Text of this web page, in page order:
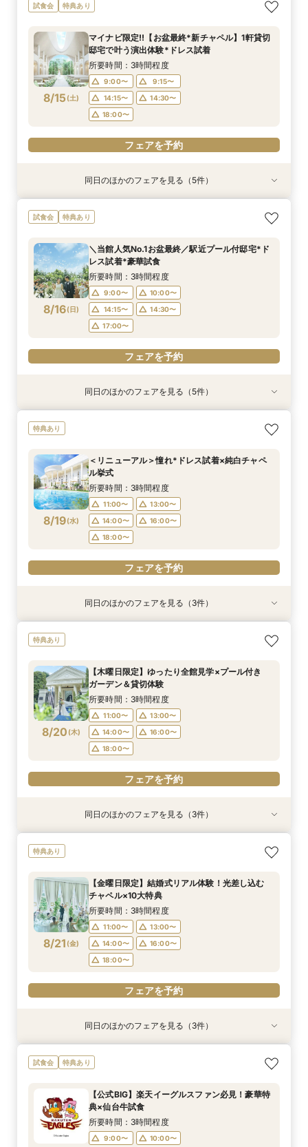
8/14(金)
【遠方の方◎オンライン相談会】スマホで簡単！
豪華10大特典付き
11:00〜
13:00〜
14:00〜
16:00〜
18:00〜
フェアを予約
8/14(金)
【託児・医療サポートで安心◎】充実の15大特典
★マタニティ&ファミリーWフェア
11:00〜
13:00〜
14:00〜
16:00〜
18:00〜
フェアを予約
8/14(金)
【10名～会食プラン】貸切邸宅で叶える少人数ウ
エディング相談会！
11:00〜
13:00〜
14:00〜
16:00〜
18:00〜
フェアを予約
試食会 特典あり
8/15(土)
マイナビ限定!!【お盆最終*新チャペル】1軒貸切
邸宅で叶う演出体験*ドレス試着
所要時間：3時間程度
9:00〜
9:15〜
14:15〜
14:30〜
18:00〜
フェアを予約
特典あり
8/15(土)
『徹底比較*2件目以降の方へ』見積もり相談×1
棟貸切邸宅体験
9:00〜
10:00〜
14:15〜
14:30〜
17:00〜
フェアを予約
特典あり
8/15(土)
【託児・医療サポート安心◎】15大特典★マタニ
ティ&ファミリーウエディング
9:00〜
9:15〜
14:15〜
14:30〜
18:00〜
フェアを予約
8/15(土)
【10名から1軒貸切】上質な邸宅を独占×豪華試
食でもてなす贅沢
9:00〜
9:15〜
14:15〜
14:30〜
18:00〜
フェアを予約
特典あり
8/15(土)
初めての見学でも安心！貸切邸宅を見学＆森と水
のチャペル模擬挙式＆試食付き相談会
9:00〜
10:00〜
14:15〜
14:30〜
17:00〜
フェアを予約
8/15(土)
来館不要【お家でオンライン相談会】スマホで簡
単！豪華10大特典
9:30〜 14:45〜
フェアを予約
同日のほかのフェアを見る（5件）
試食会 特典あり
8/16(日)
＼当館人気No.1お盆最終／駅近プール付邸宅*ド
レス試着*豪華試食
所要時間：3時間程度
9:00〜
10:00〜
14:15〜
14:30〜
17:00〜
フェアを予約
特典あり
8/16(日)
『徹底比較*2件目以降の方へ』見積もり相談×1
9:00〜
14:15〜
14:30〜
17:00〜
フェアを予約
特典あり
8/16(日)
【託児・医療サポート安心◎】15大特典★マタニ
9:00〜
14:15〜
14:30〜
18:00〜
フェアを予約
8/16(日)
【10名から1軒貸切】上質な邸宅を独占×豪華試
9:00〜
14:15〜
14:30〜
18:00〜
フェアを予約
特典あり
8/16(日)
初めての見学でも安心！貸切邸宅を見学＆森と水
9:00〜
14:15〜
14:30〜
17:00〜
フェアを予約
8/16(日)
来館不要【お家でオンライン相談会】スマホで簡
9:30〜
フェアを予約
同日のほかのフェアを見る（5件）
特典あり
8/19(水)
＜リニューアル＞憧れ*ドレス試着×純白チャペ
ル挙式
所要時間：3時間程度
11:00〜
13:00〜
14:00〜
16:00〜
18:00〜
フェアを予約
8/19(水)
【遠方の方◎オンライン相談会】スマホで簡単！
11:00〜
13:00〜
14:00〜
16:00〜
18:00〜
フェアを予約
8/19(水)
【託児・医療サポートで安心◎】充実の15大特典
11:00〜
13:00〜
14:00〜
16:00〜
18:00〜
フェアを予約
8/19(水)
【10名～会食プラン】貸切邸宅で叶える少人数ウ
11:00〜
13:00〜
14:00〜
16:00〜
18:00〜
フェアを予約
同日のほかのフェアを見る（3件）
特典あり
8/20 (木)
【木曜日限定】ゆったり全館見学×プール付き
ガーデン＆貸切体験
所要時間：3時間程度
11:00〜
13:00〜
14:00〜
16:00〜
18:00〜
フェアを予約
8/20(木)
【遠方の方◎オンライン相談会】スマホで簡単！
11:00〜
13:00〜
14:00〜
16:00〜
18:00〜
フェアを予約
8/20(木)
【託児・医療サポートで安心◎】充実の15大特典
11:00〜
13:00〜
14:00〜
16:00〜
18:00〜
フェアを予約
8/20(木)
【10名～会食プラン】貸切邸宅で叶える少人数ウ
11:00〜
13:00〜
14:00〜
16:00〜
18:00〜
フェアを予約
同日のほかのフェアを見る（3件）
特典あり
8/21 (金)
【金曜日限定】結婚式リアル体験！光差し込む
チャペル×10大特典
所要時間：3時間程度
11:00〜
13:00〜
14:00〜
16:00〜
18:00〜
フェアを予約
8/21(金)
【遠方の方◎オンライン相談会】スマホで簡単！
豪華10大特典付き
11:00〜
14:00〜
16:00〜
18:00〜
8/21(金)
【託児・医療サポートで安心◎】充実の15大特典
★マタニティ&ファミリーWフェア
11:00〜
14:00〜
16:00〜
18:00〜
8/21(金)
【10名～会食プラン】貸切邸宅で叶える少人数ウ
エディング相談会！
11:00〜
14:00〜
16:00〜
18:00〜
同日のほかのフェアを見る（3件）
試食会 特典あり
【公式BIG】楽天イーグルスファン必見！豪華特
典×仙台牛試食
所要時間：3時間程度
9:00〜
10:00〜